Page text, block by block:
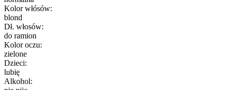
Kolor włósów:
blond
Dł. włosów:
do ramion
Kolor oczu:
zielone
Dzieci:
lubię
Alkohol: